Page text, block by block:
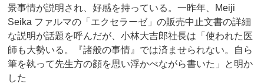
景事情が説明され、好感を持っている。一昨年、Meiji
Seika ファルマの「エクセラーゼ」の販売中止文書の詳細
な説明が話題を呼んだが、小林大吉郎社長は「使われた医
師も大勢いる。『諸般の事情』では済ませられない。自ら
筆を執って先生方の顔を思い浮かべながら書いた」と明か
した